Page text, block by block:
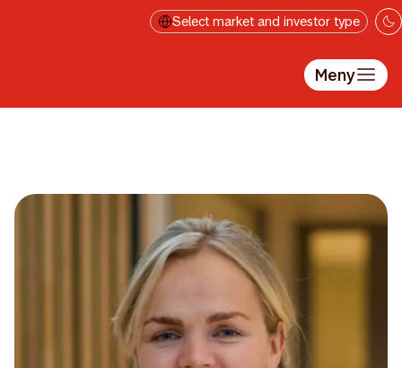
Hopp til hovedinnholdet Select market and investor type
Meny